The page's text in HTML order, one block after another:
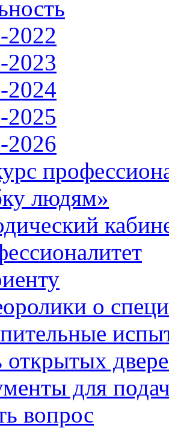
2022
2023
2024
2025
2026
людям»
о
открытых
для
вопрос